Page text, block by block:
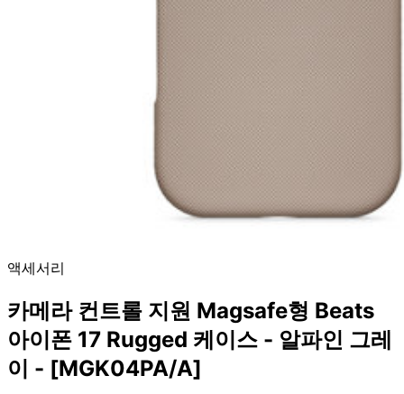
액세서리
카메라 컨트롤 지원 Magsafe형 Beats
아이폰 17 Rugged 케이스 - 알파인 그레
이 - [MGK04PA/A]